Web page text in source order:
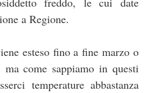
a Regione.
esteso fino a fine marzo o
come sappiamo in questi
temperature abbastanza